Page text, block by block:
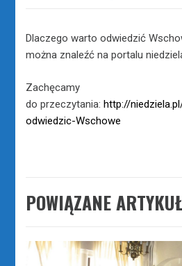
Dlaczego warto odwiedzić
można znaleźć na portalu
Zachęcamy
do przeczytania:http://
odwiedzic-Wschowe
POWIĄZANE